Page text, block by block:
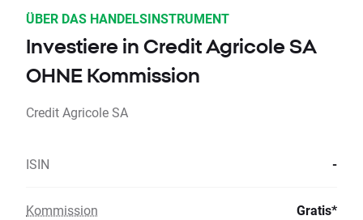
ÜBER DAS HANDELSINSTRUMENT
Investiere in Credit Agricole SA
OHNE Kommission
Credit Agricole SA
ISIN -
Kommission Gratis*